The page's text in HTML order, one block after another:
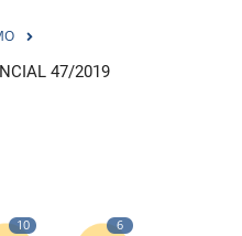
47/2019
10 6